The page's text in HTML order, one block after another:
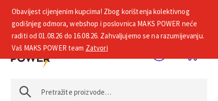
+385 1 2002 575
Obavijest cijenjenim kupcima! Zbog korištenja kolektivnog
godišnjeg odmora, webshop i poslovnica MAKS POWER neće
raditi od 01.08.26 do 16.08.26. Zahvaljujemo se na razumijevanju.
Vaš MAKS POWER team Zatvori